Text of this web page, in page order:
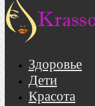
Здоровье
Дети
Красота